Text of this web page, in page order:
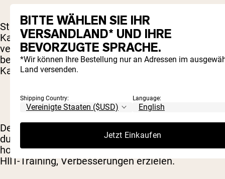
Studien haben gezeigt, dass Training mit 60 % der
Kapazität und mehr wahrscheinlich die VO2max
verbessert [ 2 ]. Idealerweise sollte die Intensität
bei etwa 85 % oder mehr der maximalen
Kapazität liegen.
Der gleichen Studie zufolge können Sie sogar
durch seltenes, niedrigvolumiges und
hochintensives Training, beispielsweise ein kurzes
HIIT-Training, Verbesserungen erzielen.
BITTE WÄHLEN SIE IHR
VERSANDLAND* UND IHRE
BEVORZUGTE SPRACHE.
*Wir können Ihre Bestellung nur an Adressen im
Land versenden.
Shipping Country: Language:
Jetzt Einkaufen